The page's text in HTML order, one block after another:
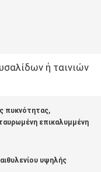
ή ταινιών
πυκνότητας,
επικαλυμμένη
υψηλής